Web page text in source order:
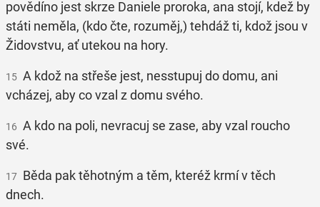
povědíno jest skrze Daniele proroka, ana stojí, kdež by
státi neměla, (kdo čte, rozuměj,) tehdáž ti, kdož jsou v
Židovstvu, ať utekou na hory.
15 A kdož na střeše jest, nesstupuj do domu, ani
vcházej, aby co vzal z domu svého.
16 A kdo na poli, nevracuj se zase, aby vzal roucho
své.
17 Běda pak těhotným a těm, kteréž krmí v těch
dnech.